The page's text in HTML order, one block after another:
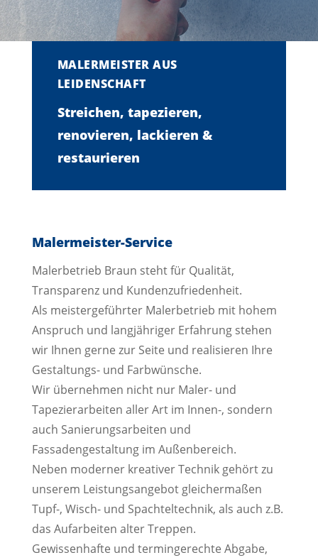
MALERMEISTER AUS
LEIDENSCHAFT
Streichen, tapezieren,
renovieren, lackieren &
restaurieren
Malermeister-Service
Malerbetrieb Braun steht für Qualität,
Transparenz und Kundenzufriedenheit.
Als meistergeführter Malerbetrieb mit hohem
Anspruch und langjähriger Erfahrung stehen
wir Ihnen gerne zur Seite und realisieren Ihre
Gestaltungs- und Farbwünsche.
Wir übernehmen nicht nur Maler- und
Tapezierarbeiten aller Art im Innen-, sondern
auch Sanierungsarbeiten und
Fassadengestaltung im Außenbereich.
Neben moderner kreativer Technik gehört zu
unserem Leistungsangebot gleichermaßen
Tupf-, Wisch- und Spachteltechnik, als auch z.B.
das Aufarbeiten alter Treppen.
Gewissenhafte und termingerechte Abgabe,